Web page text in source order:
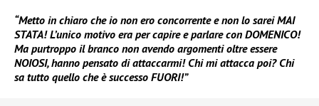
“Metto in chiaro che io non ero concorrente e non lo sarei MAI
STATA! L’unico motivo era per capire e parlare con DOMENICO!
Ma purtroppo il branco non avendo argomenti oltre essere
NOIOSI, hanno pensato di attaccarmi! Chi mi attacca poi? Chi
sa tutto quello che è successo FUORI!”